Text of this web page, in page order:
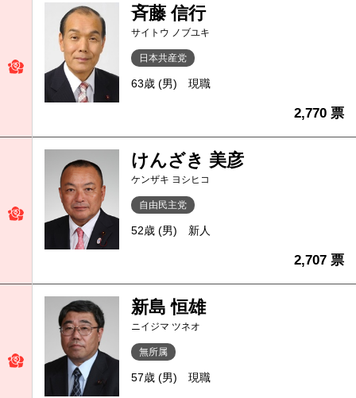
斉藤 信行
サイトウ ノブユキ
日本共産党
63歳 (男) 現職
2,770 票
けんざき 美彦
ケンザキ ヨシヒコ
自由民主党
52歳 (男) 新人
2,707 票
新島 恒雄
ニイジマ ツネオ
無所属
57歳 (男) 現職